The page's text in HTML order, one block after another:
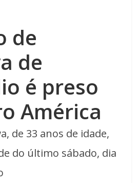
de
de
é preso
América
de 33 anos de idade,
do último sábado, dia